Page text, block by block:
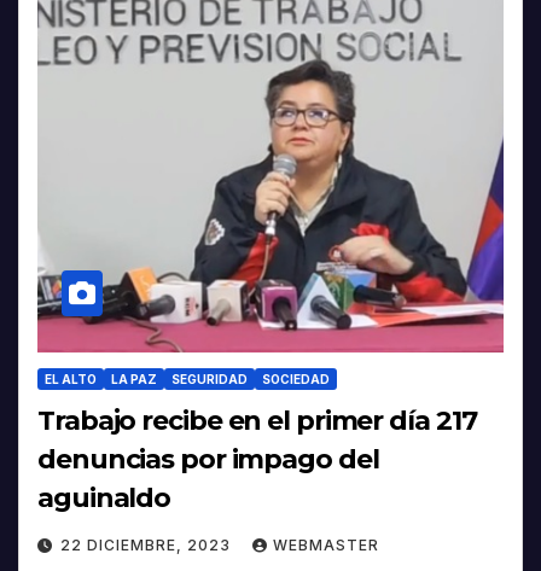
EL ALTO LA PAZ SEGURIDAD SOCIEDAD
Trabajo recibe en el primer día 217
denuncias por impago del
aguinaldo
22 DICIEMBRE, 2023 WEBMASTER